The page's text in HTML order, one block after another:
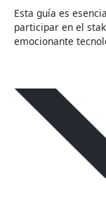
Esta guía es
participar en el
emocionante